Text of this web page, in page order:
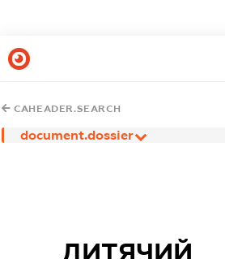
CAHEADER.SEARCH
document.dossier